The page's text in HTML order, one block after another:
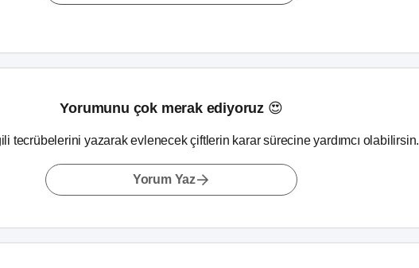
Yorumunu çok merak ediyoruz 😍
tecrübelerini yazarak evlenecek çiftlerin karar sürecine yardımcı olabilirsin.
Yorum Yaz